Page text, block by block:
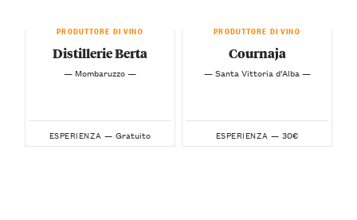
PRODUTTORE DI VINO
Distillerie Berta
— Mombaruzzo —
ESPERIENZA — Gratuito
PRODUTTORE DI VINO
Cournaja
— Santa Vittoria d’Alba —
ESPERIENZA — 30€